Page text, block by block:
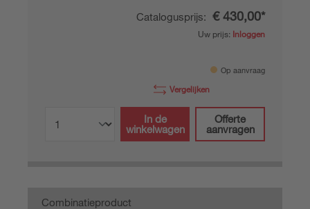
Catalogusprijs: € 430,00*
Uw prijs: Inloggen
Op aanvraag
Vergelijken
In de
winkelwagen
Offerte
aanvragen
Combinatieproduct